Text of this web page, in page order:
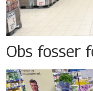
Obs fosser